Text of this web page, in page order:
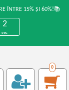
ÎNTRE 15% ȘI 60%!📚
1
sec
0